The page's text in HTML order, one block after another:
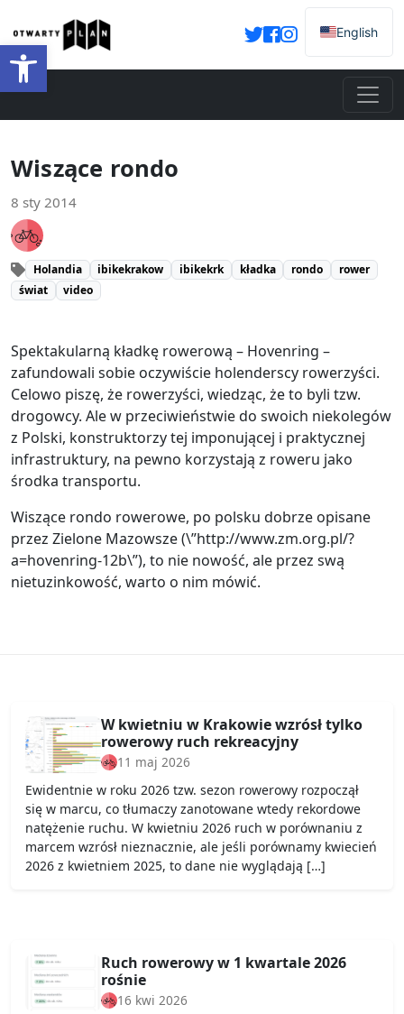
Otwórz pasek narzędzi
English
Wiszące rondo
8 sty 2014
Holandia ibikekrakow ibikekrk kładka rondo
rower
świat
video
Spektakularną kładkę rowerową – Hovenring –
zafundowali sobie oczywiście holenderscy rowerzyści.
Celowo piszę, że rowerzyści, wiedząc, że to byli tzw.
drogowcy. Ale w przeciwieństwie do swoich niekolegów
z Polski, konstruktorzy tej imponującej i praktycznej
infrastruktury, na pewno korzystają z roweru jako
środka transportu.
Wiszące rondo rowerowe, po polsku dobrze opisane
przez Zielone Mazowsze (\”http://www.zm.org.pl/?
a=hovenring-12b\”), to nie nowość, ale przez swą
nietuzinkowość, warto o nim mówić.
W kwietniu w Krakowie wzrósł tylko
rowerowy ruch rekreacyjny
11 maj 2026
Ewidentnie w roku 2026 tzw. sezon rowerowy rozpoczął
się w marcu, co tłumaczy zanotowane wtedy rekordowe
natężenie ruchu. W kwietniu 2026 ruch w porównaniu z
marcem wzrósł nieznacznie, ale jeśli porównamy kwiecień
2026 z kwietniem 2025, to dane nie wyglądają […]
Ruch rowerowy w 1 kwartale 2026
rośnie
16 kwi 2026